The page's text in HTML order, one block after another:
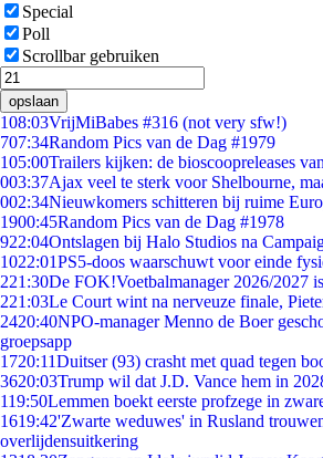
Special
Poll
Scrollbar gebruiken
opslaan
108:03VrijMiBabes #316 (not very sfw!)
707:34Random Pics van de Dag #1979
105:00Trailers kijken: de bioscoopreleases
003:37Ajax veel te sterk voor Shelbourne,
002:34Nieuwkomers schitteren bij ruime
1900:45Random Pics van de Dag #1978
922:04Ontslagen bij Halo Studios na
1022:01PS5-doos waarschuwt voor einde
221:30De FOK!Voetbalmanager 2026/2027
221:03Le Court wint na nerveuze finale,
2420:40NPO-manager Menno de Boer
groepsapp
1720:11Duitser (93) crasht met quad tegen
3620:03Trump wil dat J.D. Vance hem in
119:50Lemmen boekt eerste profzege in
1619:42'Zwarte weduwes' in Rusland
overlijdensuitkering